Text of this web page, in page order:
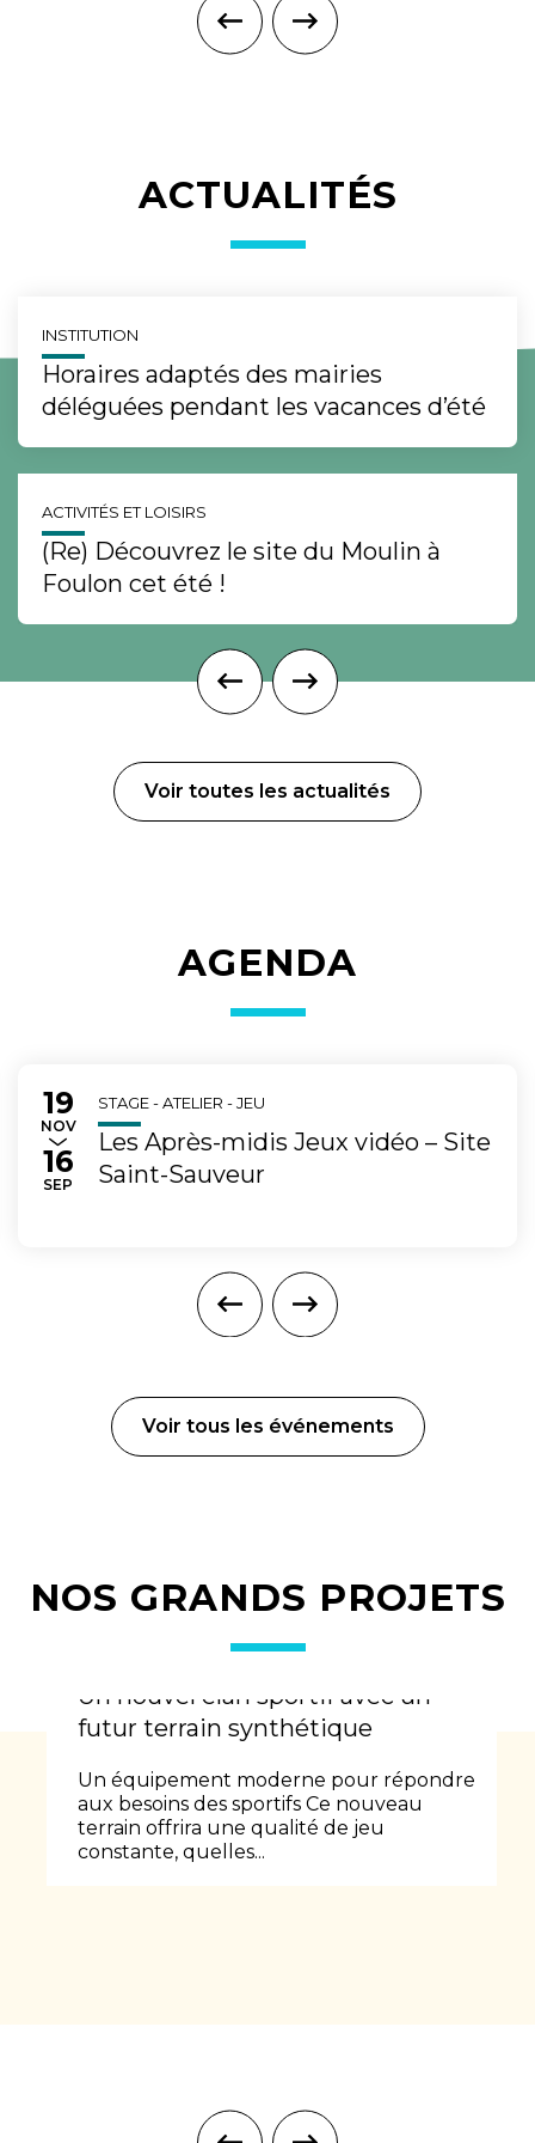
ACTUALITÉS
INSTITUTION
Horaires adaptés des mairies
déléguées pendant les vacances d’été
ACTIVITÉS ET LOISIRS
(Re) Découvrez le site du Moulin à
Foulon cet été !
Voir toutes les actualités
AGENDA
Du
19
NOVEMBRE
au
16
SEP TEMBRE
STAGE - ATELIER - JEU
Les Après-midis Jeux vidéo – Site
Saint-Sauveur
Voir tous les événements
NOS GRANDS PROJETS
Un nouvel élan sportif avec un
futur terrain synthétique
Un équipement moderne pour répondre
aux besoins des sportifs Ce nouveau
terrain offrira une qualité de jeu
constante, quelles...